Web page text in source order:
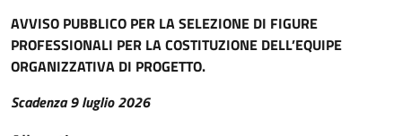
AVVISO PUBBLICO PER LA SELEZIONE DI FIGURE
PROFESSIONALI PER LA COSTITUZIONE DELL’EQUIPE
ORGANIZZATIVA DI PROGETTO.
Scadenza 9 luglio 2026